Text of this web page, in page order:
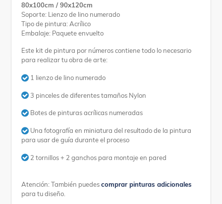
80x100cm / 90x120cm
Soporte: Lienzo de lino numerado
Tipo de pintura: Acrílico
Embalaje: Paquete envuelto
Este kit de pintura por números contiene todo lo necesario
para realizar tu obra de arte:
1 lienzo de lino numerado
3 pinceles de diferentes tamaños Nylon
Botes de pinturas acrílicas numeradas
Una fotografía en miniatura del resultado de la pintura
para usar de guía durante el proceso
2 tornillos + 2 ganchos para montaje en pared
Atención: También puedescomprar pinturas adicionales
para tu diseño.